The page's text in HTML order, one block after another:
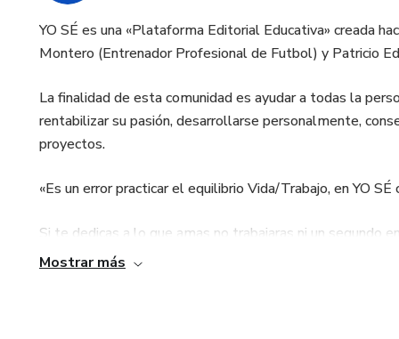
YO SÉ es una «Plataforma Editorial Educativa» creada
Montero (Entrenador Profesional de Futbol) y Patricio
La finalidad de esta comunidad es ayudar a todas la
rentabilizar su pasión, desarrollarse personalmente,
proyectos.
«Es un error practicar el equilibrio Vida/Trabajo, en YO
Si te dedicas a lo que amas no trabajaras ni un segundo
Mostrar más